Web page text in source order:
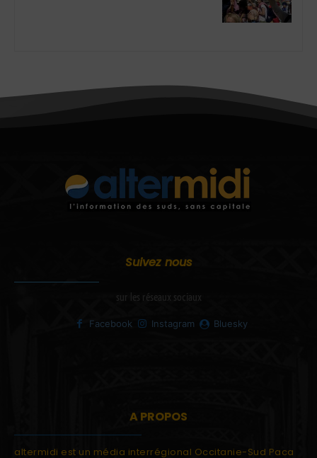
Suivez nous
sur les réseaux sociaux
Facebook Instagram Bluesky
A PROPOS
altermidi est un média interrégional Occitanie-Sud Paca